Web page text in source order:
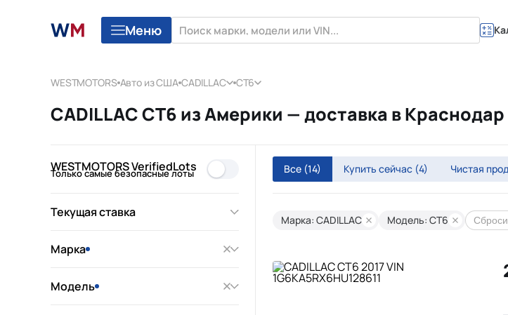
Меню
WESTMOTORS Авто из США CADILLAC CT6
CADILLAC CT6 из Америки — доставка в
WESTMOTORS VerifiedLots
Только самые безопасные лоты
Текущая ставка
Марка
Модель
Все (14) Купить сейчас (4) Чистая
Марка: CADILLAC Модель: CT6